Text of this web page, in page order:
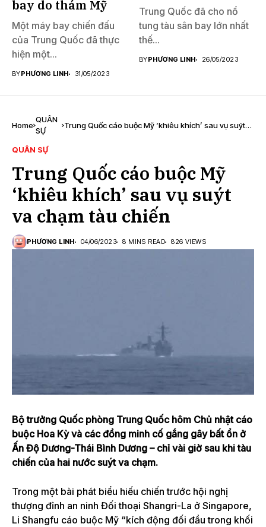
bay do thám Mỹ
Một máy bay chiến đấu
của Trung Quốc đã thực
hiện một...
BYPHƯƠNG LINH 31/05/2023
Trung Quốc đã cho nổ
tung tàu sân bay lớn nhất
thế...
BYPHƯƠNG LINH 26/05/2023
Home
QUÂN
SỰ
Trung Quốc cáo buộc Mỹ ‘khiêu khích’ sau vụ suýt
QUÂN SỰ
Trung Quốc cáo buộc Mỹ
‘khiêu khích’ sau vụ suýt
va chạm tàu ​​chiến
PHƯƠNG LINH 04/06/2023 8 MINS READ 826 VIEWS
Bộ trưởng Quốc phòng Trung Quốc hôm Chủ nhật cáo
buộc Hoa Kỳ và các đồng minh cố gắng gây bất ổn ở
Ấn Độ Dương-Thái Bình Dương – chỉ vài giờ sau khi tàu
chiến của hai nước suýt va chạm.
Trong một bài phát biểu hiếu chiến trước hội nghị
thượng đỉnh an ninh Đối thoại Shangri-La ở Singapore,
Li Shangfu cáo buộc Mỹ “kích động đối đầu trong khối